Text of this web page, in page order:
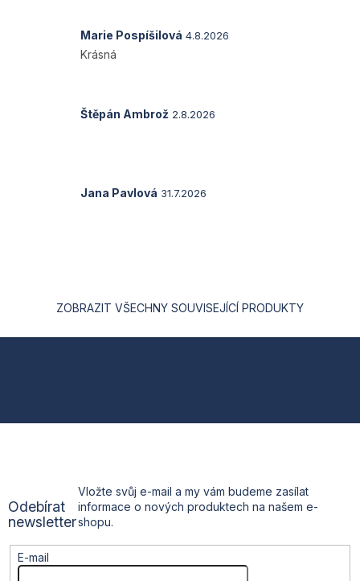
5
hvězdiček.
Hodnocení
produktu
5
Marie Pospíšilová 4.8.2026
Krásná
Hodnocení
5
Štěpán Ambrož 2.8.2026
Hodnocení
Jana Pavlová 31.7.2026
ZOBRAZIT VŠECHNY SOUVISEJÍCÍ PRODUKTY
p
Odebírat
newsletter
Vložte svůj e-mail a my vám budeme zasílat
informace o nových produktech na našem e-
shopu.
E-mail